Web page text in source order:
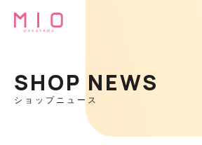
SHOP NEWS
ショップニュース